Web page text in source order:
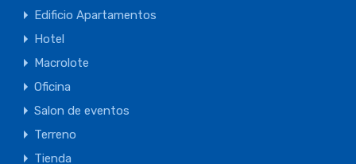
Edificio Apartamentos
Hotel
Macrolote
Oficina
Salon de eventos
Terreno
Tienda